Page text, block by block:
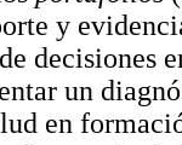
y
decisiones
un
en